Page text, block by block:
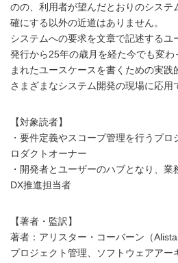
のの、利用者が望んだとおりのシステ
確にする以外の近道はありません。
システムへの要求を文章で記述するユ
発行から25年の歳月を経た今でも変
まれたユースケースを書くための実践
さまざまなシステム開発の現場に応用
【対象読者】
・要件定義やスコープ管理を行うプ
ロダクトオーナー
・開発者とユーザーのハブとなり、
DX推進担当者
【著者・監訳】
著者：アリスター・コーバーン（
プロジェクト管理、ソフトウェアアー